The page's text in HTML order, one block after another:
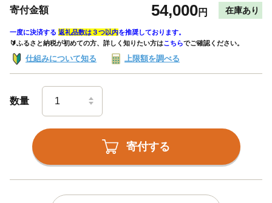
寄付金額 54,000円 在庫あり
一度に決済する 返礼品数は３つ以内を推奨しております。
🔰ふるさと納税が初めての方、詳しく知りたい方はこちらでご確認ください。
仕組みについて知る 上限額を調べる
数量
寄付する